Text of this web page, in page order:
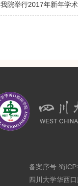
我院举行2017年新年学
备案序号:蜀
四川大学华西